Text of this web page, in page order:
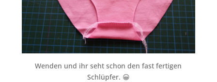
Wenden und ihr seht schon den fast fertigen
Schlüpfer. 😀